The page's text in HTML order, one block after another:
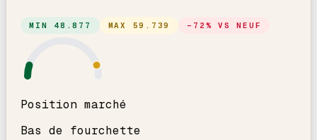
MIN 48.877 MAX 59.739 − 72 % VS NEUF
Position marché
Bas de fourchette